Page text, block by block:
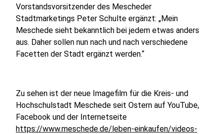
Vorstandsvorsitzender des Mescheder
Stadtmarketings Peter Schulte ergänzt: „Mein
Meschede sieht bekanntlich bei jedem etwas anders
aus. Daher sollen nun nach und nach verschiedene
Facetten der Stadt ergänzt werden.“
Zu sehen ist der neue Imagefilm für die Kreis- und
Hochschulstadt Meschede seit Ostern auf YouTube,
Facebook und der Internetseite
https://www.meschede.de/leben-einkaufen/videos-